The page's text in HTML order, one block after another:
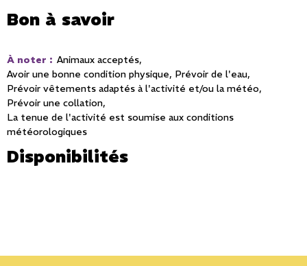
Bon à savoir
À noter : Animaux acceptés
Avoir une bonne condition physique Prévoir de l'eau
Prévoir vêtements adaptés à l'activité et/ou la météo
Prévoir une collation
La tenue de l'activité est soumise aux conditions
météorologiques
Disponibilités